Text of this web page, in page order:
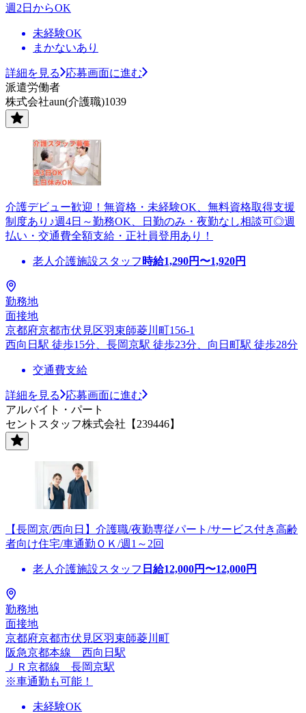
週2日からOK
未経験OK
まかないあり
詳細を見る
応募画面に進む
派遣労働者
株式会社aun(介護職)1039
介護デビュー歓迎！無資格・未経験OK、無料資格取得支援
制度あり♪週4日～勤務OK、日勤のみ・夜勤なし相談可◎週
払い・交通費全額支給・正社員登用あり！
老人介護施設スタッフ 時給1,290円〜1,920円
勤務地
面接地
京都府京都市伏見区羽束師菱川町156-1
西向日駅 徒歩15分、長岡京駅 徒歩23分、向日町駅 徒歩28分
交通費支給
詳細を見る
応募画面に進む
アルバイト・パート
セントスタッフ株式会社【239446】
【長岡京/西向日】介護職/夜勤専従パート/サービス付き高齢
者向け住宅/車通勤ＯＫ/週1～2回
老人介護施設スタッフ 日給12,000円〜12,000円
勤務地
面接地
京都府京都市伏見区羽束師菱川町
阪急京都本線 西向日駅
ＪＲ京都線 長岡京駅
※車通勤も可能！
未経験OK